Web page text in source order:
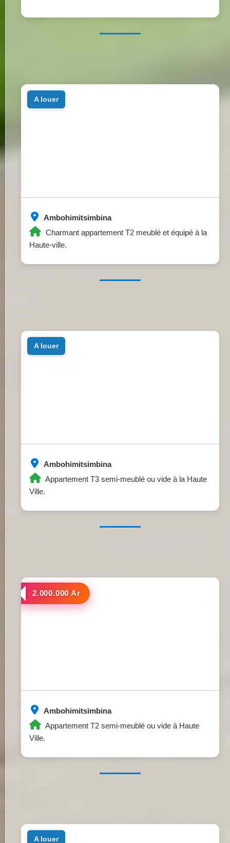
Ambohimitsimbina
Charmant appartement T2 meublé et équipé à la
Haute-ville.
a louer
Ambohimitsimbina
Appartement T3 semi-meublé ou vide à la Haute
Ville.
a louer
Ambohimitsimbina
Appartement T2 semi-meublé ou vide à Haute
Ville.
a louer
2.000.000 Ar
a louer